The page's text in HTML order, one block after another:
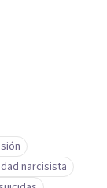
narcisista